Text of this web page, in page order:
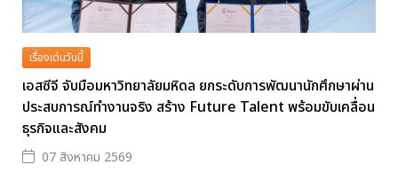
เรื่องเด่นวันนี้
เอสซีจี จับมือมหาวิทยาลัยมหิดล ยกระดับการพัฒนานักศึกษาผ่าน
ประสบการณ์ทำงานจริง สร้าง Future Talent พร้อมขับเคลื่อน
ธุรกิจและสังคม
07 สิงหาคม 2569